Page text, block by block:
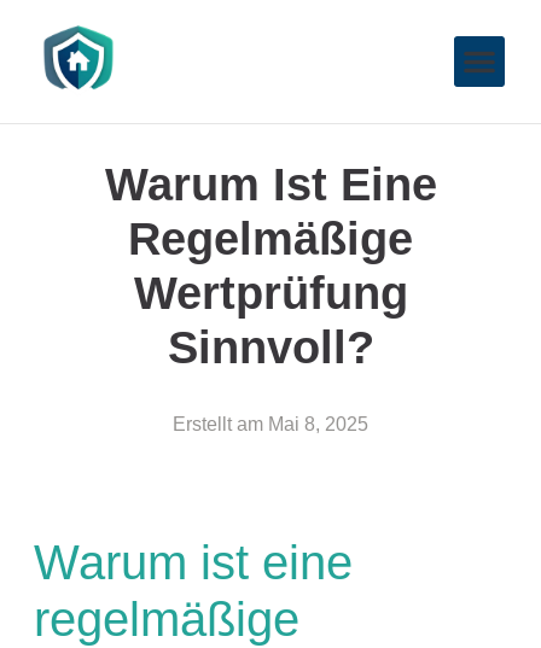
Warum Ist Eine
Regelmäßige
Wertprüfung
Sinnvoll?
Erstellt am Mai 8, 2025
Warum ist eine
regelmäßige